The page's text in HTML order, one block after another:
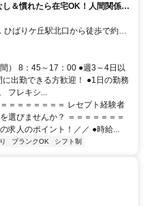
し＆慣れたら在宅OK！人間関係の
） 8：45～17：00 ●週3～4日以
出勤できる方歓迎！ ●1日の勤務
フレキシ...
＝＝＝＝＝＝＝ レセプト経験者
選びませんか？ ＝＝＝＝＝＝＝
求人のポイント！／／ ●時給...
ブランクOK シフト制